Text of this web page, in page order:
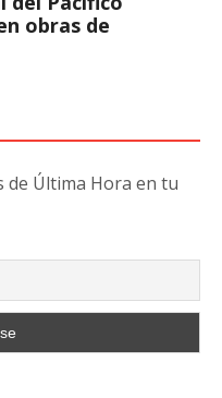
obras de
de Última Hora en tu